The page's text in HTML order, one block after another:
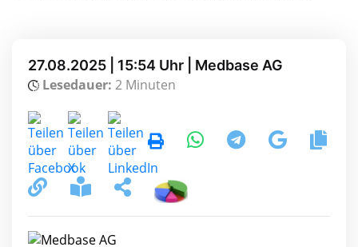
27.08.2025 | 15:54 Uhr | Medbase AG
Lesedauer: 2 Minuten